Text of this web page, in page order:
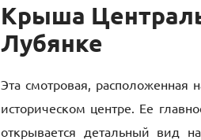
Крыша
Лубянке
Эта смотровая,
историческом центре. Ее
открывается детальный вид